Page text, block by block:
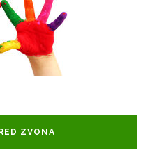
ZVONA